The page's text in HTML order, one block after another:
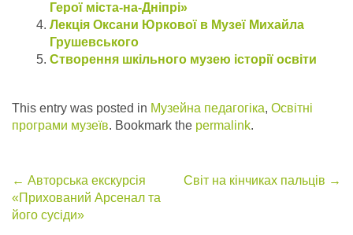
Герої міста-на-Дніпрі»
Лекція Оксани Юркової в Музеї Михайла
Грушевського
Створення шкільного музею історії освіти
This entry was posted in Музейна педагогіка, Освітні
програми музеїв. Bookmark the permalink.
Post
navigation
← Авторська екскурсія
«Прихований Арсенал та
його сусіди»
Світ на кінчиках пальців →